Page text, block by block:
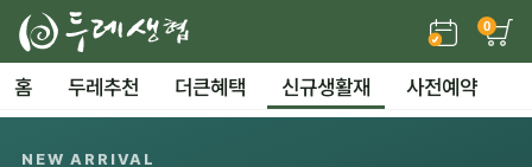
0
홈 두레추천 더큰혜택 신규생활재 사전예약
NEW ARRIVAL